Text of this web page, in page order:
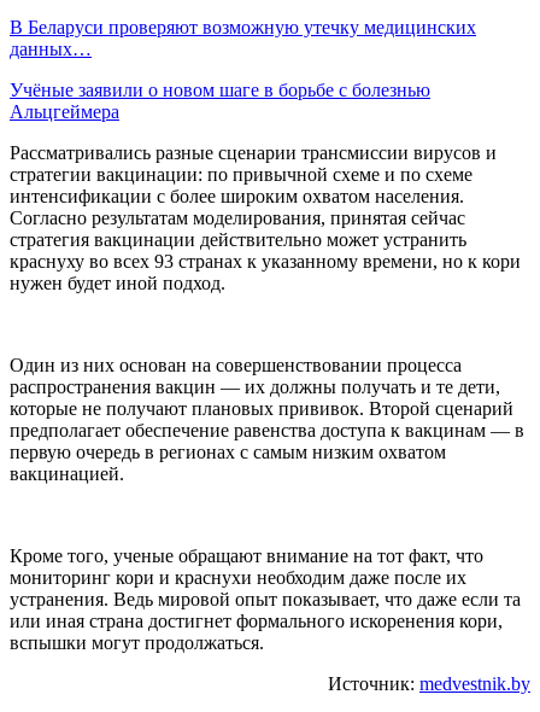
В Беларуси проверяют возможную утечку медицинских
данных…
Учёные заявили о новом шаге в борьбе с болезнью
Альцгеймера
Рассматривались разные сценарии трансмиссии вирусов и
стратегии вакцинации: по привычной схеме и по схеме
интенсификации с более широким охватом населения.
Согласно результатам моделирования, принятая сейчас
стратегия вакцинации действительно может устранить
краснуху во всех 93 странах к указанному времени, но к кори
нужен будет иной подход.
Один из них основан на совершенствовании процесса
распространения вакцин — их должны получать и те дети,
которые не получают плановых прививок. Второй сценарий
предполагает обеспечение равенства доступа к вакцинам — в
первую очередь в регионах с самым низким охватом
вакцинацией.
Кроме того, ученые обращают внимание на тот факт, что
мониторинг кори и краснухи необходим даже после их
устранения. Ведь мировой опыт показывает, что даже если та
или иная страна достигнет формального искоренения кори,
вспышки могут продолжаться.
Источник: medvestnik.by